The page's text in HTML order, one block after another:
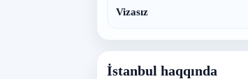
Vizasız
İstanbul haqqında